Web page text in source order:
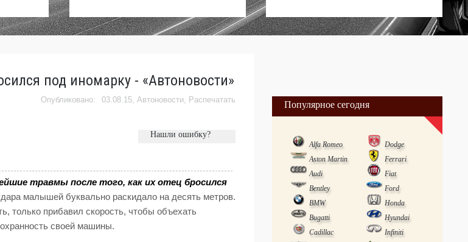
под иномарку - «Автоновости»
03.08.15, Автоновости, Распечатать
Нашли ошибку?
травмы после того, как их отец бросился
малышей буквально раскидало на десять метров.
только прибавил скорость, чтобы объехать
своей машины.
Популярное сегодня
Alfa Romeo
Dodge
Aston Martin
Ferrari
Audi
Fiat
Bentley
Ford
BMW
Honda
Bugatti
Hyundai
Cadillac
Infiniti